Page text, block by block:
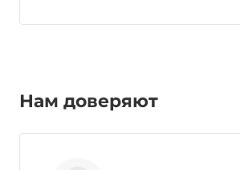
Нам доверяют